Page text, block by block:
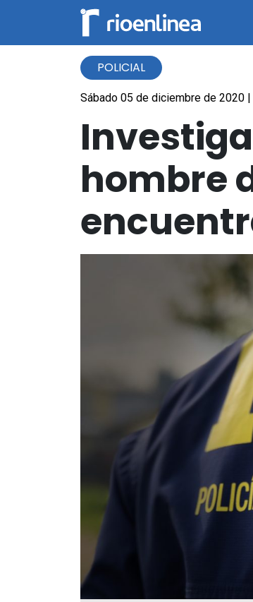
POLICIAL
Sábado 05 de diciembre de 2020 |
hombre